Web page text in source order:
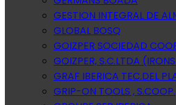
GESTION INTEGRAL DE
GLOBAL BOSQ
GOIZPER SOCIEDAD
GOIZPER, S.C.LTDA
GRAF IBERICA TEC.DEL
GRIP-ON TOOLS , S.COOP.